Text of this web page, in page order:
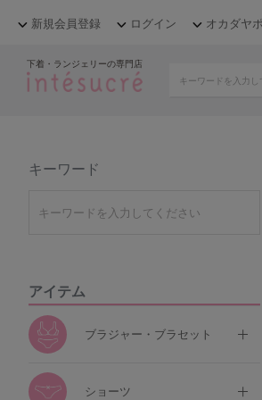
新規会員登録 ログイン オカダヤ
下着・ランジェリーの専門店
キーワード
アイテム
ブラジャー・ブラセット
ショーツ